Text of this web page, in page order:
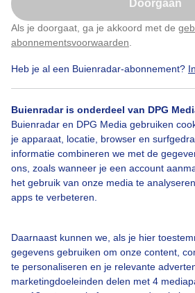
Doorgaan
Als je doorgaat, ga je akkoord met de
abonnementsvoorwaarden
Heb je al een Buienradar-abonnement?
Buienradar is onderdeel van DPG
Buienradar en DPG Media gebruiken
je apparaat, locatie, browser en
informatie combineren we met de
ons, zoals wanneer je een account
het gebruik van onze media te
apps te verbeteren.
Daarnaast kunnen we, als je hier
gegevens gebruiken om onze content,
te personaliseren en je relevante
marketingdoeleinden delen met 4
Door: Jessie van Neer Gemaakt: 19-07-
Bekijk slideshow
Klik hierom dit aan te